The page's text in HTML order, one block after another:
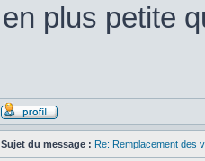
en plus petite
Sujet du message : Re: Remplacement des